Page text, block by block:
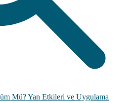
Mü? Yan Etkileri ve Uygulama